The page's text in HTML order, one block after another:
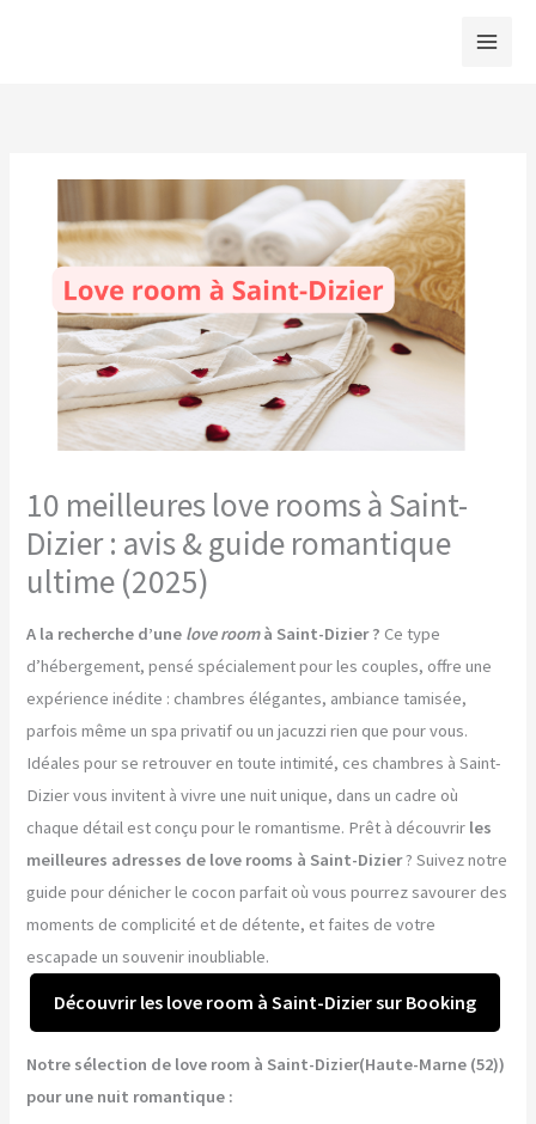
10 meilleures love rooms à Saint-
Dizier : avis & guide romantique
ultime (2025)
A la recherche d’une love roomà Saint-Dizier ? Ce type
d’hébergement, pensé spécialement pour les couples, offre une
expérience inédite : chambres élégantes, ambiance tamisée,
parfois même un spa privatif ou un jacuzzi rien que pour vous.
Idéales pour se retrouver en toute intimité, ces chambres à Saint-
Dizier vous invitent à vivre une nuit unique, dans un cadre où
chaque détail est conçu pour le romantisme. Prêt à découvrir les
meilleures adresses de love rooms à Saint-Dizier? Suivez notre
guide pour dénicher le cocon parfait où vous pourrez savourer des
moments de complicité et de détente, et faites de votre
escapade un souvenir inoubliable.
Découvrir les love room à Saint-Dizier sur Booking
Notre sélection de love room à Saint-Dizier(Haute-Marne (52))
pour une nuit romantique :